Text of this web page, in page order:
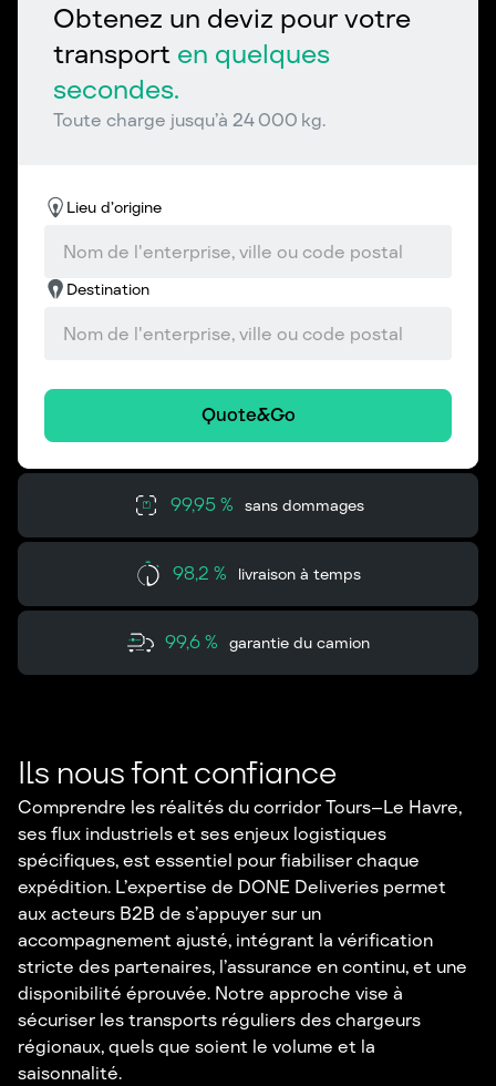
Obtenez un deviz pour votre
transport en quelques
secondes.
Toute charge jusqu’à 24 000 kg.
Lieu d’origine
Destination
Quote&Go
99,95 % sans dommages
98,2 % livraison à temps
99,6 % garantie du camion
Ils nous font confiance
Comprendre les réalités du corridor Tours–Le Havre,
ses flux industriels et ses enjeux logistiques
spécifiques, est essentiel pour fiabiliser chaque
expédition. L’expertise de DONE Deliveries permet
aux acteurs B2B de s’appuyer sur un
accompagnement ajusté, intégrant la vérification
stricte des partenaires, l’assurance en continu, et une
disponibilité éprouvée. Notre approche vise à
sécuriser les transports réguliers des chargeurs
régionaux, quels que soient le volume et la
saisonnalité.